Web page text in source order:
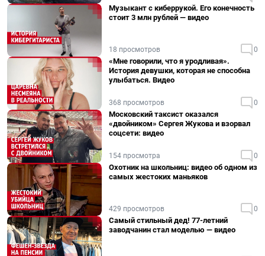
Музыкант с киберрукой. Его конечность
стоит 3 млн рублей — видео
18 просмотров 0
«Мне говорили, что я уродливая».
История девушки, которая не способна
улыбаться. Видео
368 просмотров 0
Московский таксист оказался
«двойником» Сергея Жукова и взорвал
соцсети: видео
154 просмотра 0
Охотник на школьниц: видео об одном из
самых жестоких маньяков
429 просмотров 0
Самый стильный дед! 77-летний
заводчанин стал моделью — видео